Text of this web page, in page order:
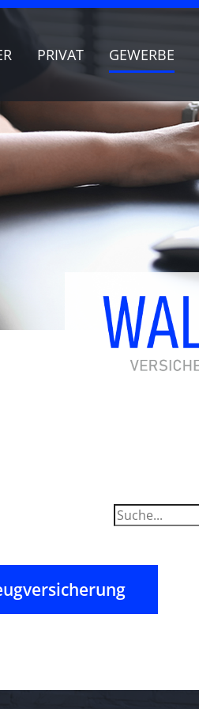
PRIVAT GEWERBE